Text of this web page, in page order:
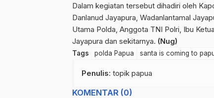
Dalam kegiatan tersebut dihadiri oleh
Danlanud Jayapura, Wadanlantamal
Utama Polda, Anggota TNI Polri, Ibu
Jayapura dan sekitarnya. (Nug)
Tags polda Papua santa is coming to
Penulis: topik papua
KOMENTAR (0)